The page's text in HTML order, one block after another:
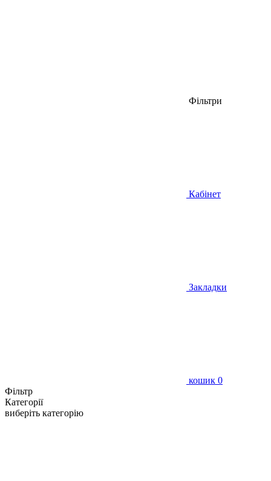
Фільтри
Кабінет
Закладки
кошик 0
Фільтр
Категорії
виберіть категорію